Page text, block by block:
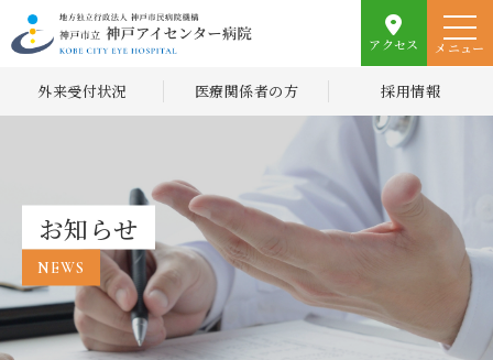
アクセス メニュー
外来受付状況 医療関係者の方 採用情報
お知らせ
NEWS